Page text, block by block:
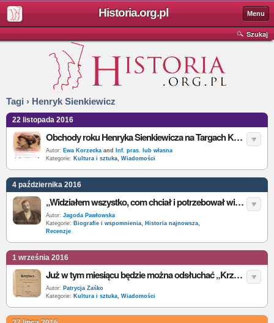
Historia.org.pl Menu
Szukaj
Tagi › Henryk Sienkiewicz
22 listopada 2016
Obchody roku Henryka Sienkiewicza na Targach Książki Historycznej
Autor: Ewa Korzecka and
Inf. pras. lub własna
Kategorie: Kultura i sztuka, Wiadomości
4 października 2016
„Widziałem wszystko, com chciał i potrzebował widzieć” – H. Sienkiewicz – recenzja
Autor: Jagoda Pawłowska
Kategorie: Biografie i wspomnienia, Historia najnowsza,
Recenzje
1 września 2016
Już w tym miesiącu będzie można odsłuchać „Krzyżaków” po chińsku
Autor: Patrycja Zaśko
Kategorie: Kultura i sztuka, Wiadomości